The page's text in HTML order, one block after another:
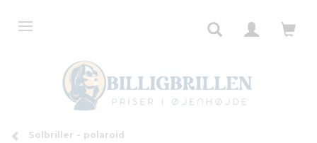
Solbriller - polaroid